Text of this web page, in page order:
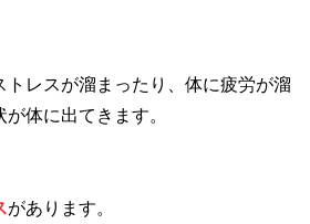
トレスが溜まったり、体に疲労が溜
体に出てきます。
があります。